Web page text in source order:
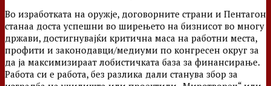
Во изработката на оружје, договорните страни и Пентагон
станаа доста успешни во ширењето на бизнисот во многу
држави, достигнувајќи критична маса на работни места,
профити и законодавци/медиуми по конгресен округ за
да ја максимизираат лобистичката база за финансирање.
Работа си е работа, без разлика дали станува збор за